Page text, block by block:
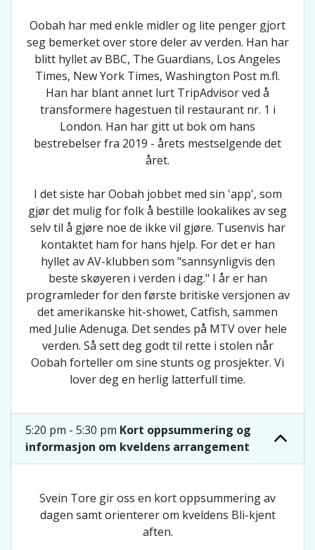
Oobah har med enkle midler og lite penger gjort
seg bemerket over store deler av verden. Han har
blitt hyllet av BBC, The Guardians, Los Angeles
Times, New York Times, Washington Post m.fl.
Han har blant annet lurt TripAdvisor ved å
transformere hagestuen til restaurant nr. 1 i
London. Han har gitt ut bok om hans
bestrebelser fra 2019 - årets mestselgende det
året.
I det siste har Oobah jobbet med sin 'app', som
gjør det mulig for folk å bestille lookalikes av seg
selv til å gjøre noe de ikke vil gjøre. Tusenvis har
kontaktet ham for hans hjelp. For det er han
hyllet av AV-klubben som "sannsynligvis den
beste skøyeren i verden i dag." I år er han
programleder for den første britiske versjonen av
det amerikanske hit-showet, Catfish, sammen
med Julie Adenuga. Det sendes på MTV over hele
verden. Så sett deg godt til rette i stolen når
Oobah forteller om sine stunts og prosjekter. Vi
lover deg en herlig latterfull time.
5:20 pm - 5:30 pm Kort oppsummering og
informasjon om kveldens arrangement
Svein Tore gir oss en kort oppsummering av
dagen samt orienterer om kveldens Bli-kjent
aften.